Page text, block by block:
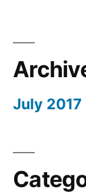
July 2017